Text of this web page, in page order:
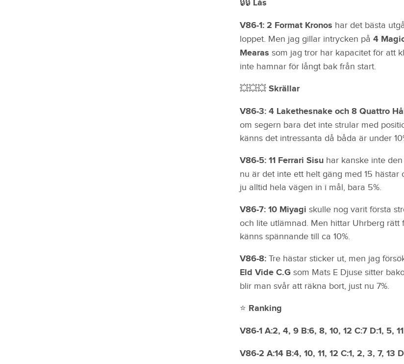
🔒🔒 Lås
V86-1: 2 Format Kronos har det bästa
loppet. Men jag gillar intrycken på 4
Mearas som jag tror har kapacitet för att
inte hamnar för långt bak från start.
💥💥💥 Skrällar
V86-3: 4 Lakethesnake och 8 Quattro
om segern bara det inte strular med
känns det intressanta då båda är under
V86-5: 11 Ferrari Sisu har kanske inte
nu är det inte ett helt gäng med 15
ju alltid hela vägen in i mål, bara 5%.
V86-7: 10 Miyagi skulle nog varit första
och lite utlämnad. Men hittar Uhrberg
känns spännande till ca 10%.
V86-8: Tre hästar sticker ut, men jag
Eld Vide C.G som Mats E Djuse sitter
blir man svår att räkna bort, just nu 7%.
⭐️ Ranking
V86-1 A:2, 4, 9 B:6, 8, 10, 12 C:7 D:1, 5, 11
V86-2 A:14 B:4, 10, 11, 12 C:1, 2, 3, 7, 13